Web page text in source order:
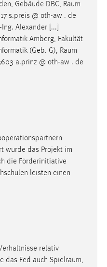
Gebäude DBC, Raum
s.preis @ oth-aw . de
Alexander [...]
Amberg, Fakultät
(Geb. G), Raum
a.prinz @ oth-aw . de
wurde das Projekt im
die Förderinitiative
leisten einen
relativ
das Fed auch Spielraum,